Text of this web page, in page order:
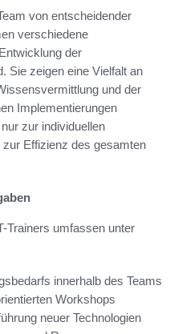
von entscheidender
verschiedene
der
Sie zeigen eine Vielfalt an
und der
Implementierungen
zur individuellen
Effizienz des gesamten
Trainers umfassen unter
innerhalb des Teams
Workshops
neuer Technologien